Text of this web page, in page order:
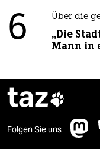
6 Über die
„Die
Mann in
taz
Folgen Sie uns